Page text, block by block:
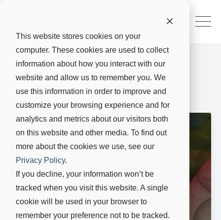
This website stores cookies on your
computer. These cookies are used to collect
information about how you interact with our
website and allow us to remember you. We
use this information in order to improve and
customize your browsing experience and for
analytics and metrics about our visitors both
on this website and other media. To find out
more about the cookies we use, see our
Privacy Policy.
If you decline, your information won’t be
tracked when you visit this website. A single
cookie will be used in your browser to
remember your preference not to be tracked.
Blog: feromoni
Catalogo 2026:
Depur® e
feromoni
liquidi
ammessi in
biologico